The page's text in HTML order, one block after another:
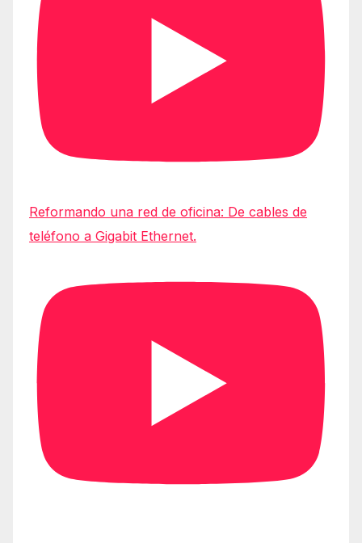
Reformando una red de oficina: De cables de
teléfono a Gigabit Ethernet.